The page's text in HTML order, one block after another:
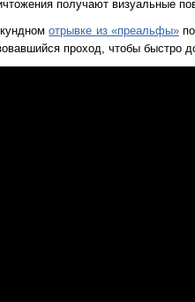
получают визуальные
отрывке из «преальфы»
проход, чтобы быстро